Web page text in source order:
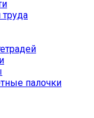
труда
палочки